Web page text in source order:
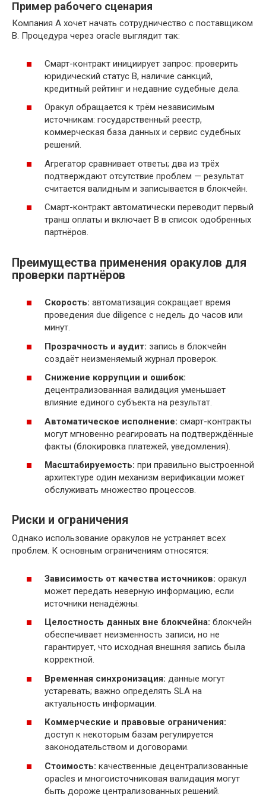
Пример рабочего сценария
Компания A хочет начать сотрудничество с поставщиком
B. Процедура через oracle выглядит так:
Смарт-контракт инициирует запрос: проверить
юридический статус B, наличие санкций,
кредитный рейтинг и недавние судебные дела.
Оракул обращается к трём независимым
источникам: государственный реестр,
коммерческая база данных и сервис судебных
решений.
Агрегатор сравнивает ответы; два из трёх
подтверждают отсутствие проблем — результат
считается валидным и записывается в блокчейн.
Смарт-контракт автоматически переводит первый
транш оплаты и включает B в список одобренных
партнёров.
Преимущества применения оракулов для
проверки партнёров
Скорость: автоматизация сокращает время
проведения due diligence с недель до часов или
минут.
Прозрачность и аудит: запись в блокчейн
создаёт неизменяемый журнал проверок.
Снижение коррупции и ошибок:
децентрализованная валидация уменьшает
влияние единого субъекта на результат.
Автоматическое исполнение: смарт-контракты
могут мгновенно реагировать на подтверждённые
факты (блокировка платежей, уведомления).
Масштабируемость: при правильно выстроенной
архитектуре один механизм верификации может
обслуживать множество процессов.
Риски и ограничения
Однако использование оракулов не устраняет всех
проблем. К основным ограничениям относятся:
Зависимость от качества источников: орaкул
может передать неверную информацию, если
источники ненадёжны.
Целостность данных вне блокчейна: блокчейн
обеспечивает неизменность записи, но не
гарантирует, что исходная внешняя запись была
корректной.
Временная синхронизация: данные могут
устаревать; важно определять SLA на
актуальность информации.
Коммерческие и правовые ограничения:
доступ к некоторым базам регулируется
законодательством и договорами.
Стоимость: качественные децентрализованные
орacles и многоисточниковая валидация могут
быть дороже централизованных решений.